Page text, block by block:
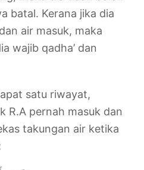
batal. Kerana jika dia
air masuk, maka
wajib qadha’ dan
satu riwayat,
R.A pernah masuk dan
takungan air ketika